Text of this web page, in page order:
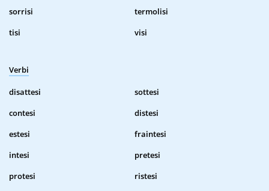
sorrisi
termolisi
tisi
visi
Verbi
disattesi
sottesi
contesi
distesi
estesi
fraintesi
intesi
pretesi
protesi
ristesi